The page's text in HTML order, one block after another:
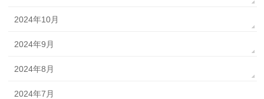
2024年10月
2024年9月
2024年8月
2024年7月